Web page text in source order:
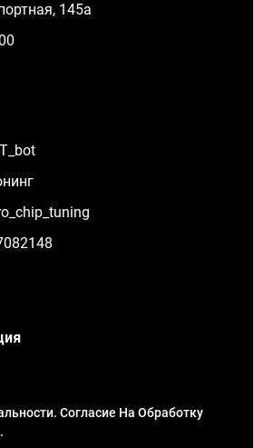
145а
Согласие На Обработку